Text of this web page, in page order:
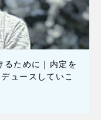
るために｜内定を
ュースしていこ